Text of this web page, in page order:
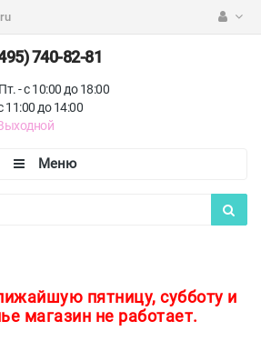
740-82-81
- с 10:00 до 18:00
11:00 до 14:00
пятницу, субботу и
магазин не работает.